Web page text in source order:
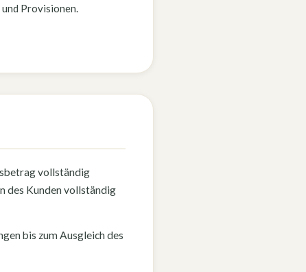
Provisionen.
vollständig
des Kunden vollständig
bis zum Ausgleich des